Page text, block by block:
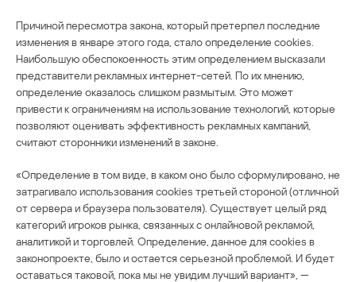
Причиной пересмотра закона, который претерпел последние
изменения в январе этого года, стало определение cookies.
Наибольшую обеспокоенность этим определением высказали
представители рекламных интернет-сетей. По их мнению,
определение оказалось слишком размытым. Это может
привести к ограничениям на использование технологий, которые
позволяют оценивать эффективность рекламных кампаний,
считают сторонники изменений в законе.
«Определение в том виде, в каком оно было сформулировано, не
затрагивало использования cookies третьей стороной (отличной
от сервера и браузера пользователя). Существует целый ряд
категорий игроков рынка, связанных с онлайновой рекламой,
аналитикой и торговлей. Определение, данное для cookies в
законопроекте, было и остается серьезной проблемой. И будет
оставаться таковой, пока мы не увидим лучший вариант», —